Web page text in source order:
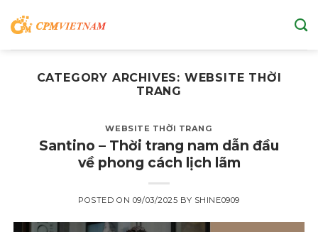
to
CATEGORY ARCHIVES: WEBSITE THỜI
TRANG
WEBSITE THỜI TRANG
Santino – Thời trang nam dẫn đầu
về phong cách lịch lãm
POSTED ON 09/03/2025 BY SHINE0909